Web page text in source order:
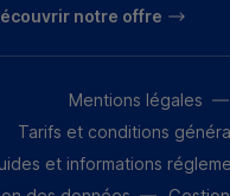
notre offre
Mentions légales
Tarifs et conditions
et informations